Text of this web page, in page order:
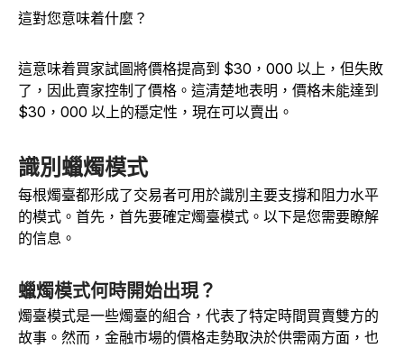
這對您意味着什麼？
這意味着買家試圖將價格提高到 $30，000 以上，但失敗
了，因此賣家控制了價格。這清楚地表明，價格未能達到
$30，000 以上的穩定性，現在可以賣出。
識別蠟燭模式
每根燭臺都形成了交易者可用於識別主要支撐和阻力水平
的模式。首先，首先要確定燭臺模式。以下是您需要瞭解
的信息。
蠟燭模式何時開始出現？
燭臺模式是一些燭臺的組合，代表了特定時間買賣雙方的
故事。然而，金融市場的價格走勢取決於供需兩方面，也